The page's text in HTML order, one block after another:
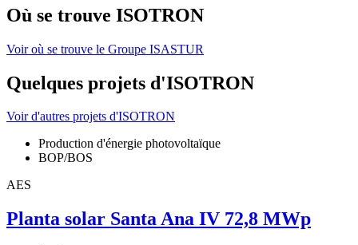
Où se trouve ISOTRON
Voir où se trouve le Groupe ISASTUR
Quelques projets d'ISOTRON
Voir d'autres projets d'ISOTRON
Production d'énergie photovoltaïque
BOP/BOS
AES
Planta solar Santa Ana IV 72,8 MWp